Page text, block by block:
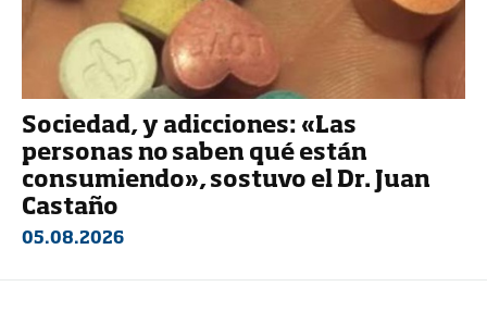
Sociedad, y adicciones: «Las
personas no saben qué están
consumiendo», sostuvo el Dr. Juan
Castaño
05.08.2026